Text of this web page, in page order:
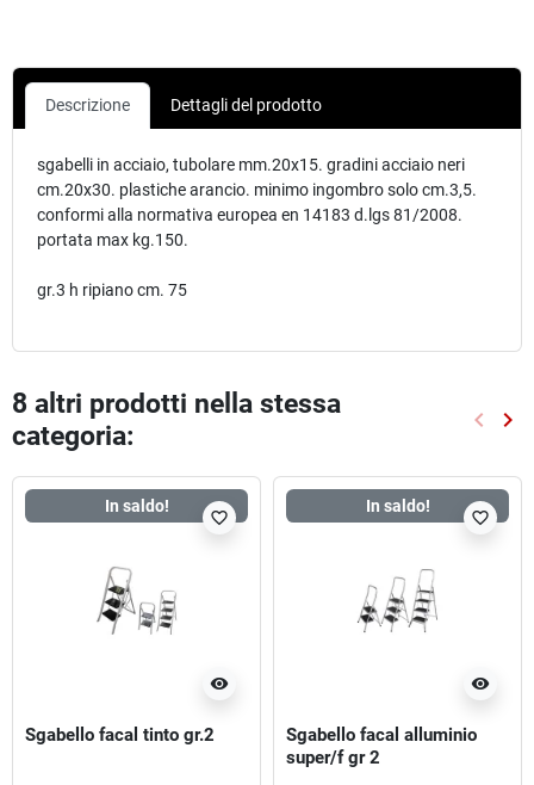
Descrizione Dettagli del prodotto
sgabelli in acciaio, tubolare mm.20x15. gradini acciaio neri
cm.20x30. plastiche arancio. minimo ingombro solo cm.3,5.
conformi alla normativa europea en 14183 d.lgs 81/2008.
portata max kg.150.
gr.3 h ripiano cm. 75
8 altri prodotti nella stessa
categoria:
keyboard_arrow_left keyboard_arrow_right
In saldo!
visibility
favorite_border
Sgabello facal tinto gr.2
In saldo!
visibility
favorite_border
Sgabello facal alluminio
super/f gr 2